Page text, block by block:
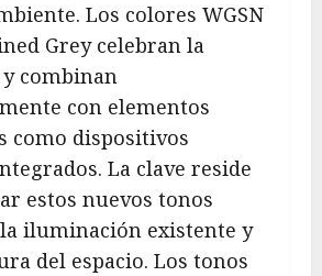
Los colores WGSN
Grey celebran la
combinan
con elementos
como dispositivos
La clave reside
estos nuevos tonos
iluminación existente y
del espacio. Los tonos